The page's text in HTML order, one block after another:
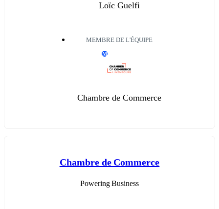
Loïc Guelfi
MEMBRE DE L'ÉQUIPE
M
Chambre de Commerce
Chambre de Commerce
Powering Business